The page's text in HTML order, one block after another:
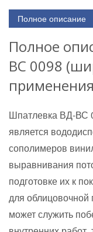
Полное описание
Полное
ВС 0098
Шпатлевка ВД-ВС
является
сополимеров
выравнивания
подготовке их к
для облицовочной
может служить